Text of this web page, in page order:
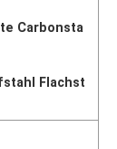
Carbonsta
Flachst